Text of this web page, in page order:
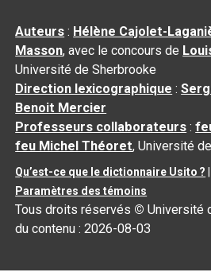
Auteurs : Hélène Cajolet-
Masson, avec le concours de
Université de Sherbrooke
Direction lexicographique :
Benoit Mercier
Professeurs collaborateurs :
feu Michel Théoret, Université
Qu’est-ce que le dictionnaire Usito ?
Paramètres des témoins
Tous droits réservés © Université
du contenu :2026-08-03